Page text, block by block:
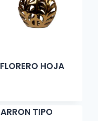
FLORERO HOJA